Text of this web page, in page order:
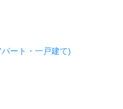
ート・一戸建て)